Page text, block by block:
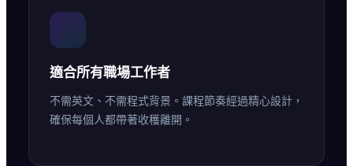
適合所有職場工作者
不需英文、不需程式背景。課程節奏經過精心設計，
確保每個人都帶著收穫離開。